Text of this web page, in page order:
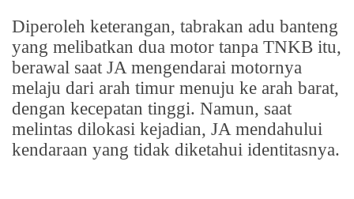
Diperoleh keterangan, tabrakan adu banteng
yang melibatkan dua motor tanpa TNKB itu,
berawal saat JA mengendarai motornya
melaju dari arah timur menuju ke arah barat,
dengan kecepatan tinggi. Namun, saat
melintas dilokasi kejadian, JA mendahului
kendaraan yang tidak diketahui identitasnya.